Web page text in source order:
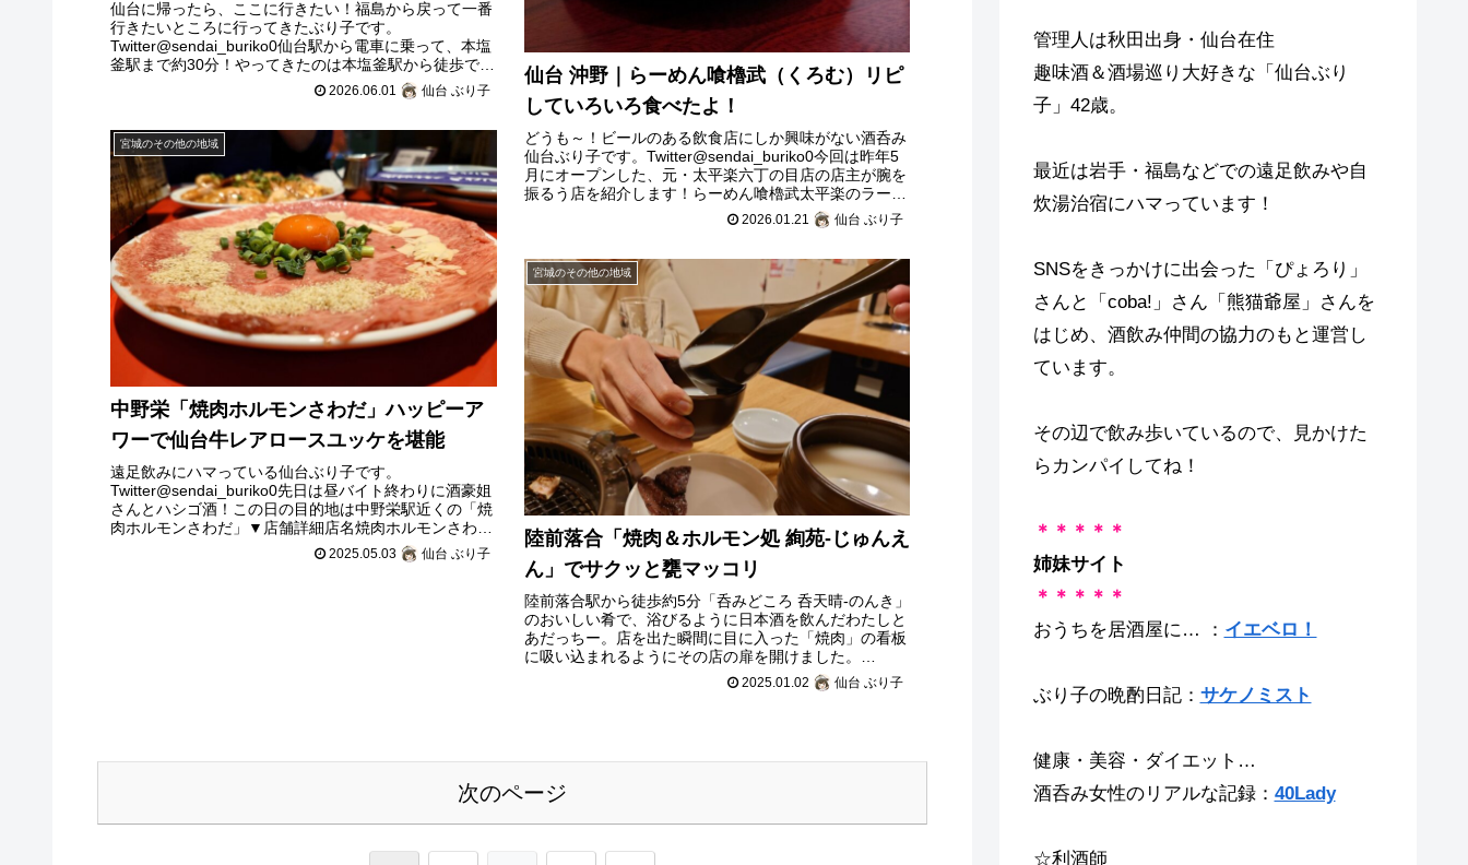
仙台に帰ったら、ここに行きたい！福島から戻って一番
行きたいところに行ってきたぶり子です。
Twitter@sendai_buriko0仙台駅から電車に乗って、本塩
釜駅まで約30分！やってきたのは本塩釜駅から徒歩です
ぐのところにある「ホルモン料 2026.06.01 仙台 ぶり子
仙台 沖野｜らーめん喰櫓武（くろむ）リピ
していろいろ食べたよ！
どうも～！ビールのある飲食店にしか興味がない酒呑み
仙台ぶり子です。Twitter@sendai_buriko0今回は昨年5
月にオープンした、元・太平楽六丁の目店の店主が腕を
振るう店を紹介します！らーめん喰櫓武太平楽のラーメ
2026.01.21 仙台 ぶり子
宮城のその他の地域
中野栄「焼肉ホルモンさわだ」ハッピーア
ワーで仙台牛レアロースユッケを堪能
遠足飲みにハマっている仙台ぶり子です。
Twitter@sendai_buriko0先日は昼バイト終わりに酒豪姐
さんとハシゴ酒！この日の目的地は中野栄駅近くの「焼
肉ホルモンさわだ」▼店舗詳細店名焼肉ホルモンさわだ
2025.05.03 仙台 ぶり子
宮城のその他の地域
陸前落合「焼肉＆ホルモン処 絢苑-じゅんえ
ん」でサクッと甕マッコリ
陸前落合駅から徒歩約5分「呑みどころ 呑天晴-のんき」
のおいしい肴で、浴びるように日本酒を飲んだわたしと
あだっちー。店を出た瞬間に目に入った「焼肉」の看板
に吸い込まれるようにその店の扉を開けました。
2025.01.02 仙台 ぶり子
次のページ
管理人は秋田出身・仙台在住
趣味酒＆酒場巡り大好きな「仙台ぶり
子」42歳。
最近は岩手・福島などでの遠足飲みや自
炊湯治宿にハマっています！
SNSをきっかけに出会った「ぴょろり」
さんと「coba!」さん「熊猫爺屋」さんを
はじめ、酒飲み仲間の協力のもと運営し
ています。
その辺で飲み歩いているので、見かけた
らカンパイしてね！
＊＊＊＊＊
姉妹サイト
＊＊＊＊＊
おうちを居酒屋に… ： イエベロ！
ぶり子の晩酌日記： サケノミスト
健康・美容・ダイエット…
酒呑み女性のリアルな記録： 40Lady
☆利酒師